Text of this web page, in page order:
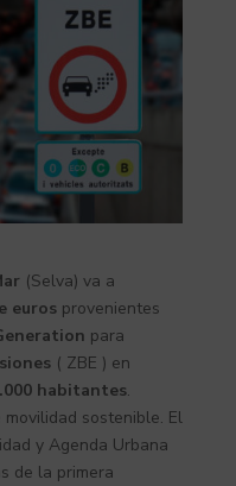
(Selva) va a
eurosprovenientes
para
( ZBE ) en
habitantes.
sostenible. El
y Agenda Urbana
de la primera